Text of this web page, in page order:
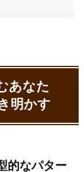
あなた
明かす
的なパター